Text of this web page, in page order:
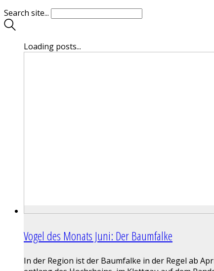
Search site...
Loading posts...
Vogel des Monats Juni: Der Baumfalke
In der Region ist der Baumfalke in der Regel ab